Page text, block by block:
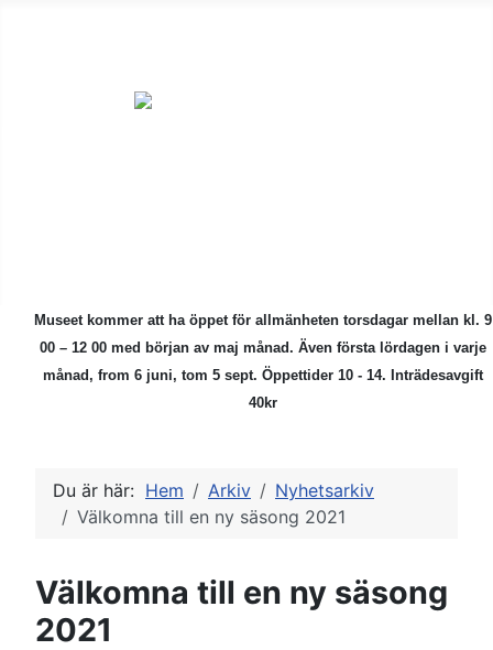
Museet kommer att ha öppet för allmänheten torsdagar mellan kl. 9
00 – 12 00 med början av maj månad. Även första lördagen i varje
månad, from 6 juni, tom 5 sept. Öppettider 10 - 14. Inträdesavgift
40kr
Du är här: Hem Arkiv
Nyhetsarkiv
Välkomna till en ny säsong 2021
Välkomna till en ny säsong
2021